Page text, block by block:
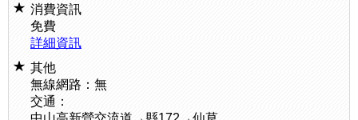
消費資訊
免費
詳細資訊
其他
無線網路：無
交通：